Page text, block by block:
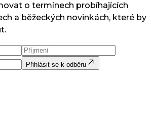
o termínech probíhajících
a běžeckých novinkách, které by
Přihlásit se k odběru